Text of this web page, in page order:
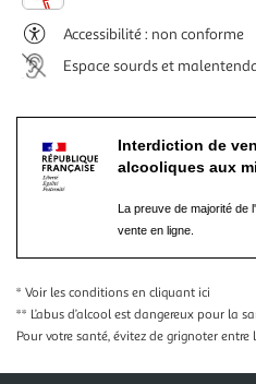
Accessibilité : non conforme
Espace sourds et
Interdiction de
alcooliques aux
La preuve de majorité de
vente en ligne.
* Voir les conditions en cliquant ici
** L’abus d’alcool est dangereux pour la
Pour votre santé, évitez de grignoter entre